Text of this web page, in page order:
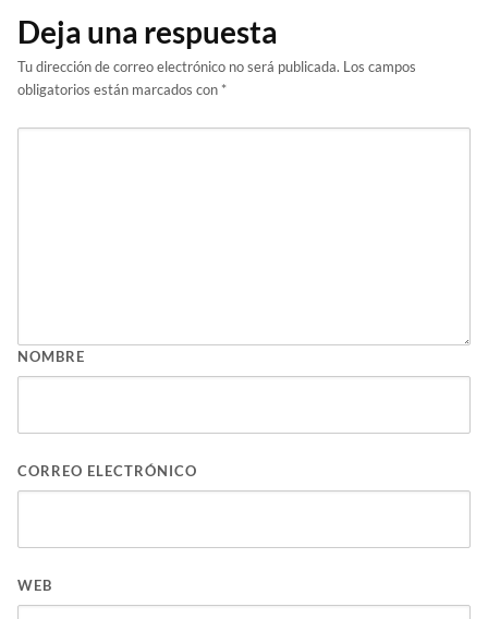
Deja una respuesta
Tu dirección de correo electrónico no será publicada. Los campos
obligatorios están marcados con *
NOMBRE
CORREO ELECTRÓNICO
WEB